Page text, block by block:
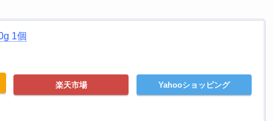
1個
楽天市場 Yahooショッピング